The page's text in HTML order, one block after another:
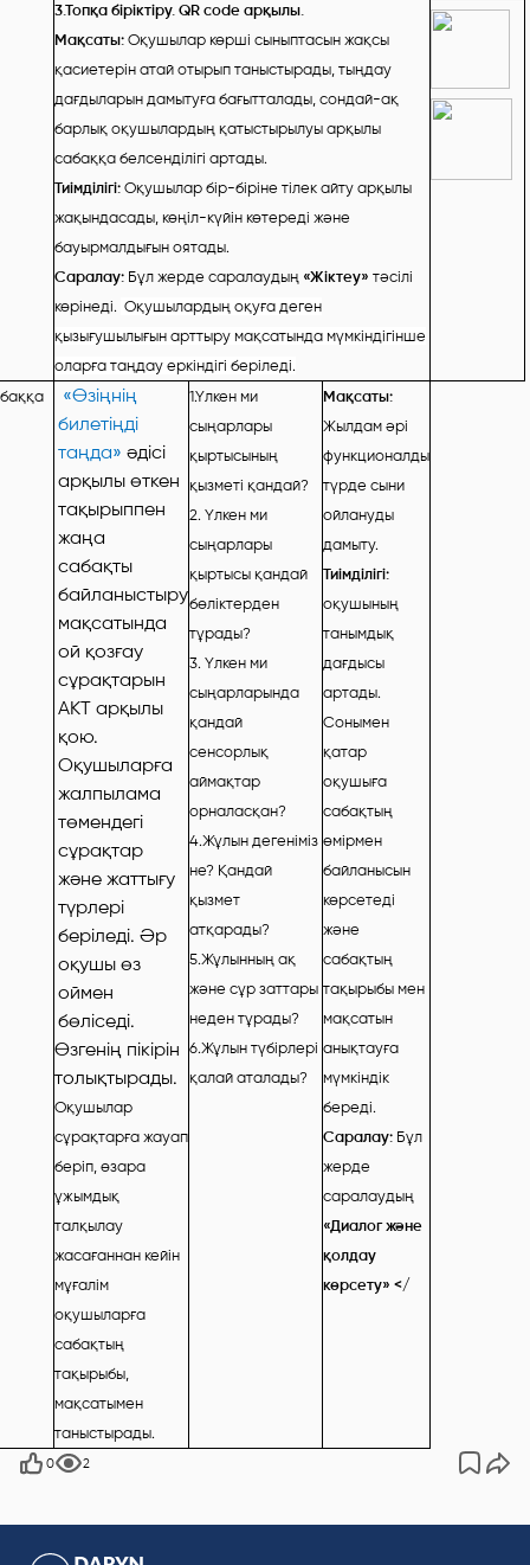
3.Топқа біріктіру. QR code арқылы.
Мақсаты: Оқушылар көрші сыныптасын жақсы
қасиетерін атай отырып таныстырады, тыңдау
дағдыларын дамытуға бағытталады, сондай-ақ
барлық оқушылардың қатыстырылуы арқылы
сабаққа белсенділігі артады.
Тиімділігі: Оқушылар бір-біріне тілек айту арқылы
жақындасады, көңіл-күйін көтереді және
бауырмалдығын оятады.
Саралау: Бұл жерде саралаудың «Жіктеу» тәсілі
көрінеді. Оқушылардың оқуға деген
қызығушылығын арттыру мақсатында мүмкіндігінше
оларға таңдау еркіндігі беріледі.
«Өзіңнің
билетіңді
таңда» әдісі
арқылы өткен
тақырыппен
жаңа
сабақты
байланыстыру
мақсатында
ой қозғау
сұрақтарын
АКТ арқылы
қою.
Оқушыларға
жалпылама
төмендегі
сұрақтар
және жаттығу
түрлері
беріледі. Әр
оқушы өз
оймен
бөліседі.
Өзгенің пікірін
толықтырады.
Оқушылар
сұрақтарға жауап
беріп, өзара
ұжымдық
талқылау
жасағаннан кейін
мұғалім
оқушыларға
сабақтың
тақырыбы,
мақсатымен
таныстырады.
1.Үлкен ми
сыңарлары
қыртысының
қызметі қандай?
2. Үлкен ми
сыңарлары
қыртысы қандай
бөліктерден
тұрады?
3. Үлкен ми
сыңарларында
қандай
сенсорлық
аймақтар
орналасқан?
4.Жұлын дегеніміз
не? Қандай
қызмет
атқарады?
5.Жұлынның ақ
және сұр заттары
неден тұрады?
6.Жұлын түбірлері
қалай аталады?
Мақсаты:
Жылдам әрі
функционалды
түрде сыни
ойлануды
дамыту.
Тиімділігі:
оқушының
танымдық
дағдысы
артады.
Сонымен
қатар
оқушыға
сабақтың
өмірмен
байланысын
көрсетеді
және
сабақтың
тақырыбы мен
мақсатын
анықтауға
мүмкіндік
береді.
Саралау: Бұл
жерде
саралаудың
«Диалог және
қолдау
көрсету» </
0 2